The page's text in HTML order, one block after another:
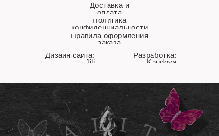
Политика
конфиденциальности
Правила оформления
заказа
Разработка:
Khudova
Дизайн сайта:
Jili
Доставка и
оплата